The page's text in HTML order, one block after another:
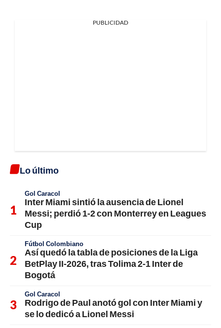
PUBLICIDAD
Lo último
Gol Caracol
Inter Miami sintió la ausencia de Lionel
Messi; perdió 1-2 con Monterrey en Leagues
Cup
Fútbol Colombiano
Así quedó la tabla de posiciones de la Liga
BetPlay II-2026, tras Tolima 2-1 Inter de
Bogotá
Gol Caracol
Rodrigo de Paul anotó gol con Inter Miami y
se lo dedicó a Lionel Messi